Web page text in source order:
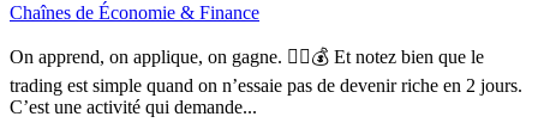
Chaînes de Économie & Finance
On apprend, on applique, on gagne. ✊🏽💰 Et notez bien que le
trading est simple quand on n’essaie pas de devenir riche en 2 jours.
C’est une activité qui demande...